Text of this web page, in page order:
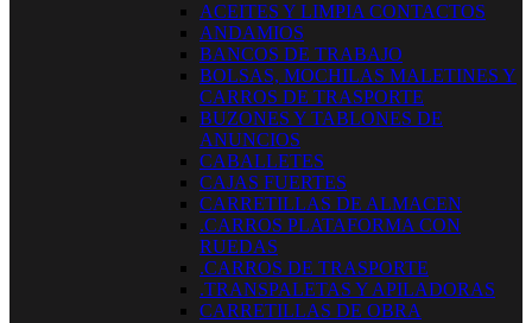
ACEITES Y LIMPIA CONTACTOS
ANDAMIOS
BANCOS DE TRABAJO
BOLSAS, MOCHILAS MALETINES Y
CARROS DE TRASPORTE
BUZONES Y TABLONES DE
ANUNCIOS
CABALLETES
CAJAS FUERTES
CARRETILLAS DE ALMACEN
.CARROS PLATAFORMA CON
RUEDAS
.CARROS DE TRASPORTE
.TRANSPALETAS Y APILADORAS
CARRETILLAS DE OBRA